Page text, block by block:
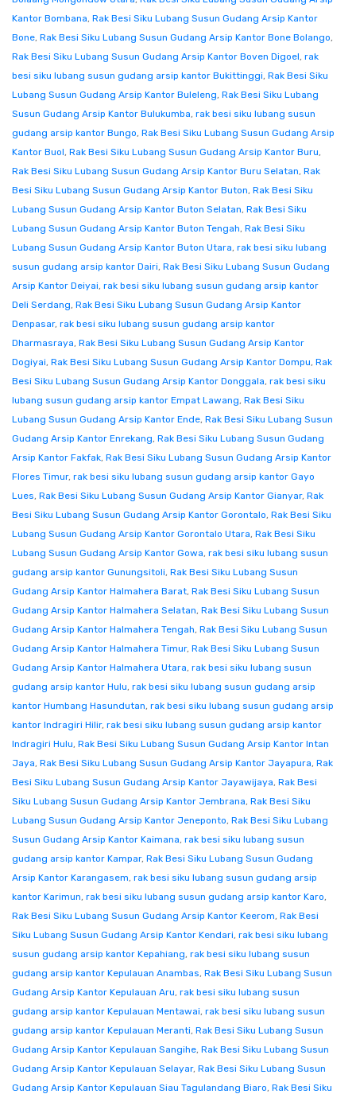
Kantor Bombana, Rak Besi Siku Lubang Susun Gudang Arsip Kantor
Bone, Rak Besi Siku Lubang Susun Gudang Arsip Kantor Bone Bolango,
Rak Besi Siku Lubang Susun Gudang Arsip Kantor Boven Digoel, rak
besi siku lubang susun gudang arsip kantor Bukittinggi, Rak Besi Siku
Lubang Susun Gudang Arsip Kantor Buleleng, Rak Besi Siku Lubang
Susun Gudang Arsip Kantor Bulukumba, rak besi siku lubang susun
gudang arsip kantor Bungo, Rak Besi Siku Lubang Susun Gudang Arsip
Kantor Buol, Rak Besi Siku Lubang Susun Gudang Arsip Kantor Buru,
Rak Besi Siku Lubang Susun Gudang Arsip Kantor Buru Selatan, Rak
Besi Siku Lubang Susun Gudang Arsip Kantor Buton, Rak Besi Siku
Lubang Susun Gudang Arsip Kantor Buton Selatan, Rak Besi Siku
Lubang Susun Gudang Arsip Kantor Buton Tengah, Rak Besi Siku
Lubang Susun Gudang Arsip Kantor Buton Utara, rak besi siku lubang
susun gudang arsip kantor Dairi, Rak Besi Siku Lubang Susun Gudang
Arsip Kantor Deiyai, rak besi siku lubang susun gudang arsip kantor
Deli Serdang, Rak Besi Siku Lubang Susun Gudang Arsip Kantor
Denpasar, rak besi siku lubang susun gudang arsip kantor
Dharmasraya, Rak Besi Siku Lubang Susun Gudang Arsip Kantor
Dogiyai, Rak Besi Siku Lubang Susun Gudang Arsip Kantor Dompu, Rak
Besi Siku Lubang Susun Gudang Arsip Kantor Donggala, rak besi siku
lubang susun gudang arsip kantor Empat Lawang, Rak Besi Siku
Lubang Susun Gudang Arsip Kantor Ende, Rak Besi Siku Lubang Susun
Gudang Arsip Kantor Enrekang, Rak Besi Siku Lubang Susun Gudang
Arsip Kantor Fakfak, Rak Besi Siku Lubang Susun Gudang Arsip Kantor
Flores Timur, rak besi siku lubang susun gudang arsip kantor Gayo
Lues, Rak Besi Siku Lubang Susun Gudang Arsip Kantor Gianyar, Rak
Besi Siku Lubang Susun Gudang Arsip Kantor Gorontalo, Rak Besi Siku
Lubang Susun Gudang Arsip Kantor Gorontalo Utara, Rak Besi Siku
Lubang Susun Gudang Arsip Kantor Gowa, rak besi siku lubang susun
gudang arsip kantor Gunungsitoli, Rak Besi Siku Lubang Susun
Gudang Arsip Kantor Halmahera Barat, Rak Besi Siku Lubang Susun
Gudang Arsip Kantor Halmahera Selatan, Rak Besi Siku Lubang Susun
Gudang Arsip Kantor Halmahera Tengah, Rak Besi Siku Lubang Susun
Gudang Arsip Kantor Halmahera Timur, Rak Besi Siku Lubang Susun
Gudang Arsip Kantor Halmahera Utara, rak besi siku lubang susun
gudang arsip kantor Hulu, rak besi siku lubang susun gudang arsip
kantor Humbang Hasundutan, rak besi siku lubang susun gudang arsip
kantor Indragiri Hilir, rak besi siku lubang susun gudang arsip kantor
Indragiri Hulu, Rak Besi Siku Lubang Susun Gudang Arsip Kantor Intan
Jaya, Rak Besi Siku Lubang Susun Gudang Arsip Kantor Jayapura, Rak
Besi Siku Lubang Susun Gudang Arsip Kantor Jayawijaya, Rak Besi
Siku Lubang Susun Gudang Arsip Kantor Jembrana, Rak Besi Siku
Lubang Susun Gudang Arsip Kantor Jeneponto, Rak Besi Siku Lubang
Susun Gudang Arsip Kantor Kaimana, rak besi siku lubang susun
gudang arsip kantor Kampar, Rak Besi Siku Lubang Susun Gudang
Arsip Kantor Karangasem, rak besi siku lubang susun gudang arsip
kantor Karimun, rak besi siku lubang susun gudang arsip kantor Karo,
Rak Besi Siku Lubang Susun Gudang Arsip Kantor Keerom, Rak Besi
Siku Lubang Susun Gudang Arsip Kantor Kendari, rak besi siku lubang
susun gudang arsip kantor Kepahiang, rak besi siku lubang susun
gudang arsip kantor Kepulauan Anambas, Rak Besi Siku Lubang Susun
Gudang Arsip Kantor Kepulauan Aru, rak besi siku lubang susun
gudang arsip kantor Kepulauan Mentawai, rak besi siku lubang susun
gudang arsip kantor Kepulauan Meranti, Rak Besi Siku Lubang Susun
Gudang Arsip Kantor Kepulauan Sangihe, Rak Besi Siku Lubang Susun
Gudang Arsip Kantor Kepulauan Selayar, Rak Besi Siku Lubang Susun
Gudang Arsip Kantor Kepulauan Siau Tagulandang Biaro, Rak Besi Siku